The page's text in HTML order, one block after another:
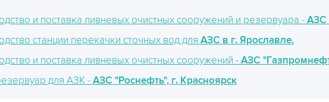
и поставка ливневых очистных сооружений и резервуара - АЗС
станции перекачки сточных вод для АЗС в г. Ярославле.
и поставка ливневых очистных сооружений - АЗС
для АЗК - АЗС "Роснефть", г. Красноярск